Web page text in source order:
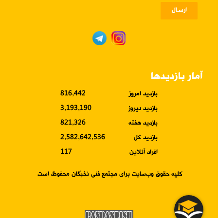
ارسـال
آمار بازدیدها
بازدید امروز
816,442
بازدید دیروز
3,193,190
بازدید هفته
821,326
بازدید کل
2,582,642,536
افراد آنلاین
117
کلیه حقوق وب‌سایت برای مجتمع فنی نخبگان محفوظ است